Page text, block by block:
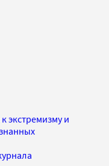
экстремизму и